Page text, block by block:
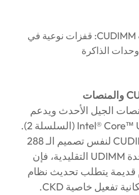
والمنصات
الجيل الأحدث ويدعم
Intel® Core™
(السلسلة 2).
لنفس تصميم الـ 288
UDIMM التقليدية، فإن
قديمة يتطلب تحديث نظام
تفعيل خاصية CKD
.